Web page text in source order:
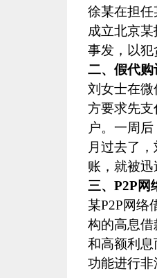
徐某在担
成立北京
事发，以犯
二、假代
刘女士在
方要求先支
户。一周
月过去了
账，就被迅
三、 P2P网
某P2P网络
构的高息
和高额利
功能进行非